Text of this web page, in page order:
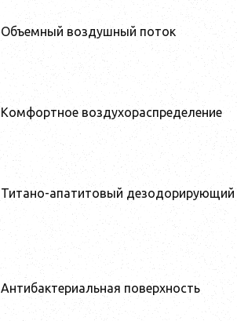
Объемный воздушный поток
Комфортное воздухораспределение
Титано-апатитовый дезодорирующий
Антибактериальная поверхность